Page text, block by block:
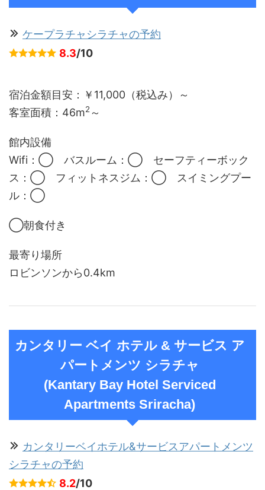
ケープラチャシラチャの予約
8.3/10
宿泊金額目安：￥11,000（税込み）～
客室面積： 46m2～
館内設備
Wifi：◯ バスルーム：◯ セーフティーボック
ス：◯ フィットネスジム：◯ スイミングプー
ル：◯
◯朝食付き
最寄り場所
ロビンソンから0.4km
カンタリー ベイ ホテル & サービス ア
パートメンツ シラチャ
(Kantary Bay Hotel Serviced
Apartments Sriracha)
カンタリーベイホテル&サービスアパートメンツ
シラチャの予約
8.2/10